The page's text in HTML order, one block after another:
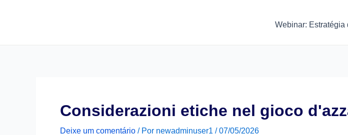
Webinar: Estratégia
Considerazioni etiche nel gioco
Deixe um comentário / Por newadminuser1 /07/05/2026